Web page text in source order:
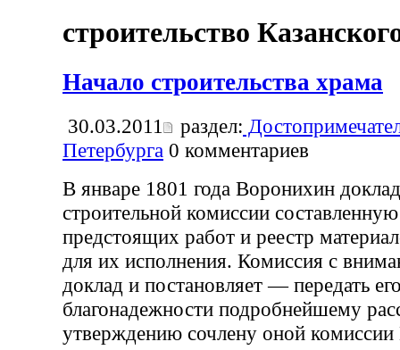
строительство
Начало строительства храма
30.03.2011 раздел:
Петербурга 0 комментариев
В январе 1801 года Воронихин
строительной комиссии
предстоящих работ и реестр
для их исполнения. Комиссия с
доклад и постановляет — передать
благонадежности подробнейшему
утверждению сочлену оной